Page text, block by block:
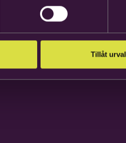
Tillåt urval